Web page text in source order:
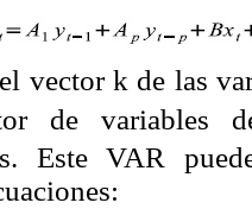
vector k de las
de variables
Este VAR